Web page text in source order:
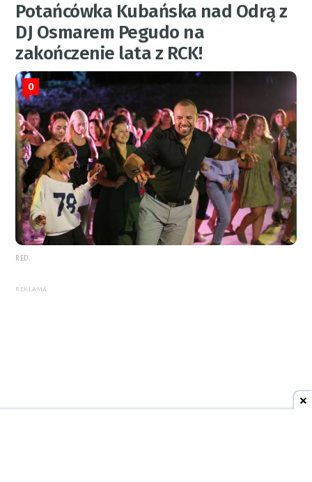
Potańcówka Kubańska nad Odrą z
DJ Osmarem Pegudo na
zakończenie lata z RCK!
0
RED.
REKLAMA